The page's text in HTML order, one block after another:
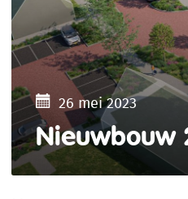
26 mei 2023
Nieuwbouw